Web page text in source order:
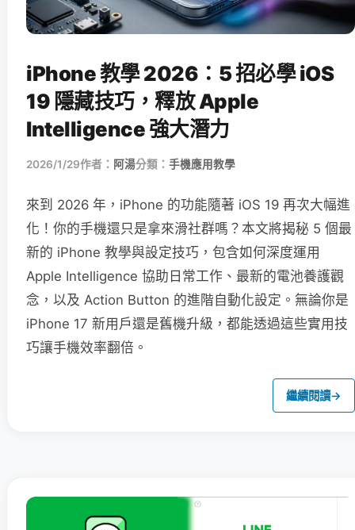
iPhone 教學 2026：5 招必學 iOS
19 隱藏技巧，釋放 Apple
Intelligence 強大潛力
2026/1/29作者： 阿湯分類： 手機應用教學
來到 2026 年，iPhone 的功能隨著 iOS 19 再次大幅進
化！你的手機還只是拿來滑社群嗎？本文將揭秘 5 個最
新的 iPhone 教學與設定技巧，包含如何深度運用
Apple Intelligence 協助日常工作、最新的電池養護觀
念，以及 Action Button 的進階自動化設定。無論你是
iPhone 17 新用戶還是舊機升級，都能透過這些實用技
巧讓手機效率翻倍。
繼續閱讀→